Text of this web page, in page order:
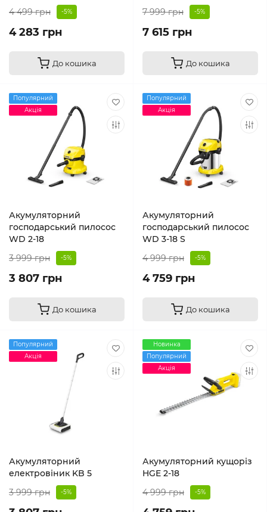
4 499 грн -5%
4 283 грн
До кошика
7 999 грн
-5%
7 615 грн
До кошика
Популярний
Акція
Акумуляторний
господарський пилосос
WD 2-18
3 999 грн
-5%
3 807 грн
До кошика
Популярний
Акція
Акумуляторний
господарський пилосос
WD 3-18 S
4 999 грн
-5%
4 759 грн
До кошика
Популярний
Акція
Акумуляторний
електровіник KB 5
3 999 грн
-5%
Новинка
Популярний
Акція
Акумуляторний кущоріз
HGE 2-18
4 999 грн
-5%